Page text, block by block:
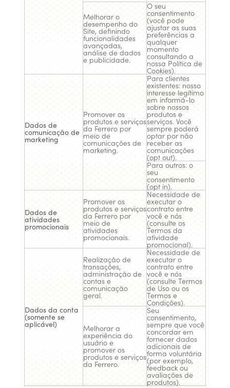
Melhorar o
desempenho do
Site, definindo
funcionalidades
avançadas,
análise de dados
e publicidade.
O seu
consentimento
(você pode
ajustar as suas
preferências a
qualquer
momento
consultando a
nossa Política de
Cookies).
Dados de
comunicação de
marketing
Promover os
produtos e serviços
da Ferrero por
meio de
comunicações de
marketing.
Para clientes
existentes: nosso
interesse legítimo
em informá-lo
sobre nossos
produtos e
serviços. Você
sempre poderá
optar por não
receber as
comunicações
(opt out).
Para outros: o
seu
consentimento
(opt in).
Dados de
atividades
promocionais
Promover os
produtos e serviços
da Ferrero por
meio de
atividades
promocionais.
Necessidade de
executar o
contrato entre
você e nós
(consulte os
Termos da
atividade
promocional).
Dados da conta
(somente se
aplicável)
Realização de
transações,
administração de
contas e
comunicação
geral.
Necessidade de
executar o
contrato entre
você e nós
(consulte Termos
de Uso ou os
Termos e
Condições).
Melhorar a
experiência do
usuário e
promover os
produtos e serviços
da Ferrero.
Seu
consentimento,
sempre que você
concordar em
fornecer dados
adicionais de
forma voluntária
(por exemplo,
feedback ou
avaliações de
produtos).